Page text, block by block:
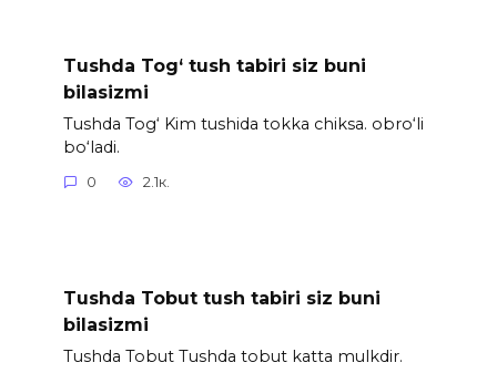
Tushda Tog‘ tush tabiri siz buni
bilasizmi
Tushda Tog‘ Kim tushida tokka chiksa. obro‘li
bo‘ladi.
0 2.1к.
Tushda Tobut tush tabiri siz buni
bilasizmi
Tushda Tobut Tushda tobut katta mulkdir.